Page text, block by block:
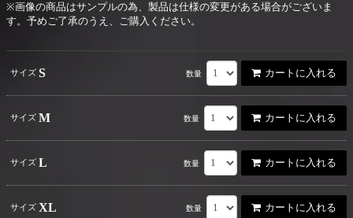
※画像の商品はサンプルの為、製品は仕様の変更がある場合がございま
す。予めご了承のうえ、ご購入ください。
サイズ S 数量 カートに入れる
サイズ M 数量 カートに入れる
サイズ L 数量 カートに入れる
サイズ XL 数量 カートに入れる